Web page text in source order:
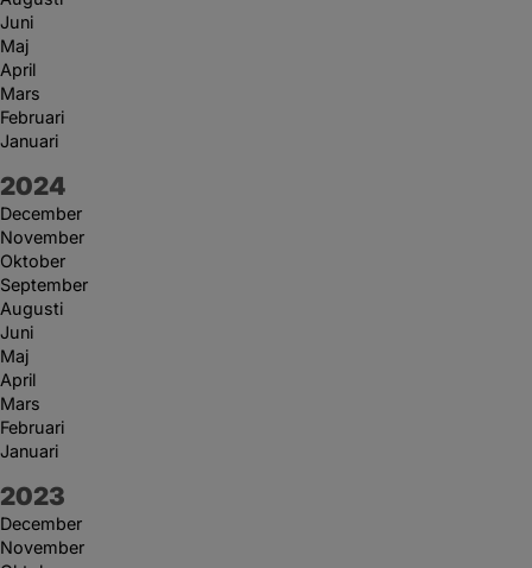
Juni
Maj
April
Mars
Februari
Januari
År:
2024
December
November
Oktober
September
Augusti
Juni
Maj
April
Mars
Februari
Januari
År:
2023
December
November